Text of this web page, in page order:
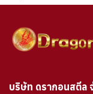
บริษัท ดรากอนสตีล